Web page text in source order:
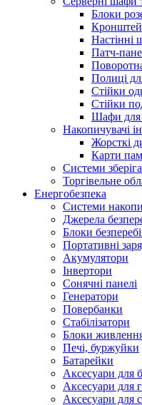
Блоки
Настінні
Патч-
Полиці
Стійки
Стійки
Шафи для
Накопичувачі
Жорсткі
Карти
Системи
Торгівельне
Енергобезпека
Системи
Джерела
Блоки
Портативні
Акумулятори
Інвертори
Сонячні панелі
Генератори
Повербанки
Стабілізатори
Блоки
Печі, буржуйки
Батарейки
Аксесуари для
Аксесуари для
Аксесуари для